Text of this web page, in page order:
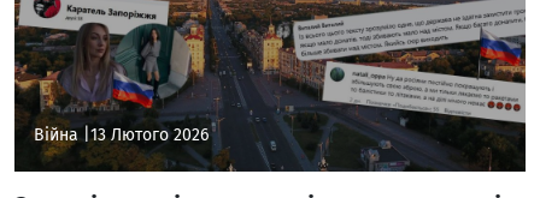
Війна |13 Лютого 2026